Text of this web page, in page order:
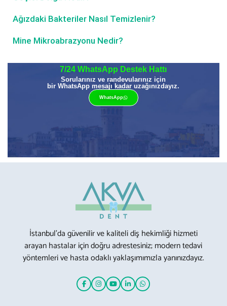
Ağızdaki Bakteriler Nasıl Temizlenir?
Mine Mikroabrazyonu Nedir?
7/24 WhatsApp Destek Hattı
Sorularınız ve randevularınız için
bir WhatsApp mesajı kadar uzağınızdayız.
WhatsApp
İstanbul’da güvenilir ve kaliteli diş hekimliği hizmeti
arayan hastalar için doğru adrestesiniz; modern tedavi
yöntemleri ve hasta odaklı yaklaşımımızla yanınızdayız.